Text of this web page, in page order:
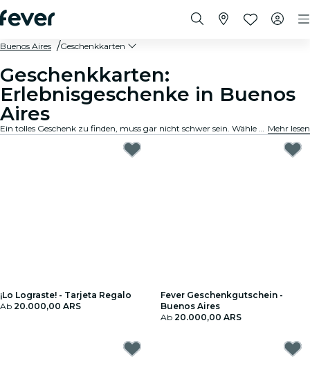
Buenos Aires Geschenkkarten
Geschenkkarten:
Erlebnisgeschenke in Buenos
Aires
Ein tolles Geschenk zu finden, muss gar nicht schwer sein. Wähle die Karte aus, passe den Betrag an und verschenke ein Erlebnis, an das sich der Beschenkte noch lange erinnern wird. Schnell, flexibel und kinderleicht. Mehr lesen
¡Lo Lograste! - Tarjeta Regalo
Ab 20.000,00 ARS
Fever Geschenkgutschein -
Buenos Aires
Ab 20.000,00 ARS